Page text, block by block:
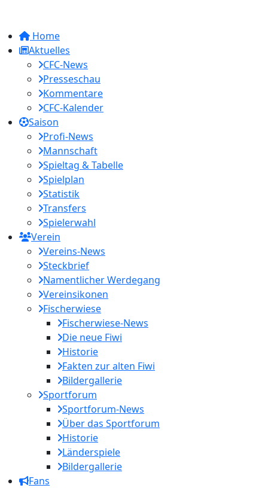
Home
Aktuelles
CFC-News
Presseschau
Kommentare
CFC-Kalender
Saison
Profi-News
Mannschaft
Spieltag & Tabelle
Spielplan
Statistik
Transfers
Spielerwahl
Verein
Vereins-News
Steckbrief
Namentlicher Werdegang
Vereinsikonen
Fischerwiese
Fischerwiese-News
Die neue Fiwi
Historie
Fakten zur alten Fiwi
Bildergallerie
Sportforum
Sportforum-News
Über das Sportforum
Historie
Länderspiele
Bildergallerie
Fans